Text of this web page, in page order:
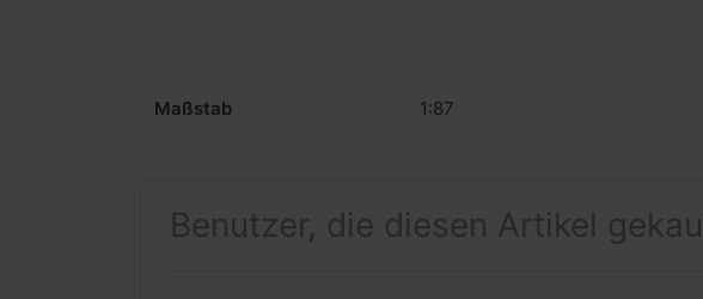
Maßstab 1:87
Benutzer, die diesen Artikel